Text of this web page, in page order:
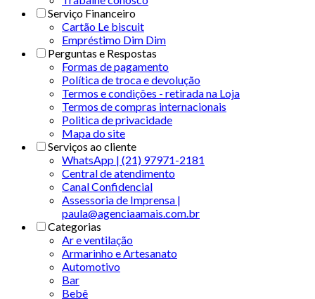
Serviço Financeiro
Cartão Le biscuit
Empréstimo Dim Dim
Perguntas e Respostas
Formas de pagamento
Política de troca e devolução
Termos e condições - retirada na Loja
Termos de compras internacionais
Politica de privacidade
Mapa do site
Serviços ao cliente
WhatsApp | (21) 97971-2181
Central de atendimento
Canal Confidencial
Assessoria de Imprensa |
paula@agenciaamais.com.br
Categorias
Ar e ventilação
Armarinho e Artesanato
Automotivo
Bar
Bebê